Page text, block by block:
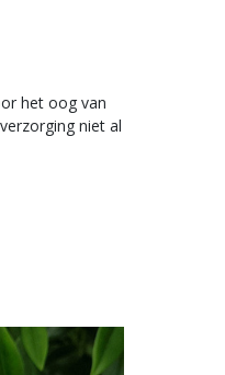
het oog van
niet al